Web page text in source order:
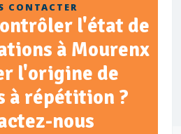
CONTACTER
l'état de
à Mourenx
l'origine de
à répétition ?
nous